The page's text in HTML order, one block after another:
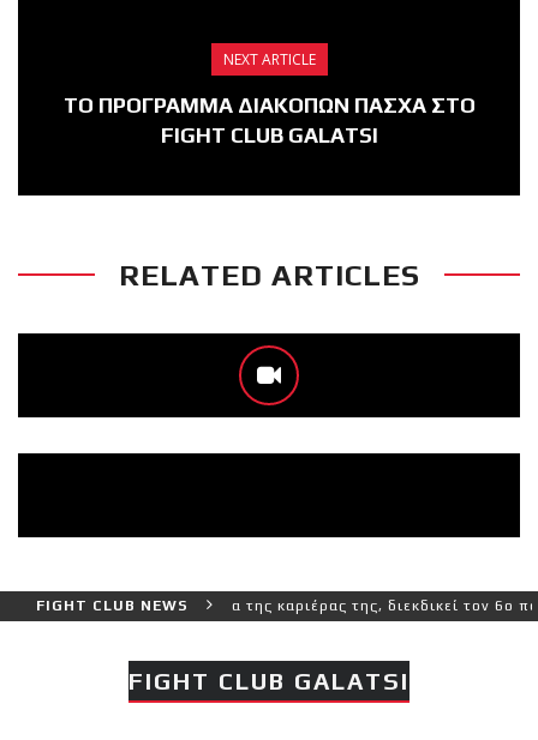
NEXT ARTICLE
ΤΟ ΠΡΟΓΡΑΜΜΑ ΔΙΑΚΟΠΩΝ ΠΑΣΧΑ ΣΤΟ
FIGHT CLUB GALATSI
RELATED ARTICLES
FIGHT CLUB NEWS
και πιο δύσκολο αγώνα της καριέρας της, διεκδικεί τον 6ο
FIGHT CLUB GALATSI